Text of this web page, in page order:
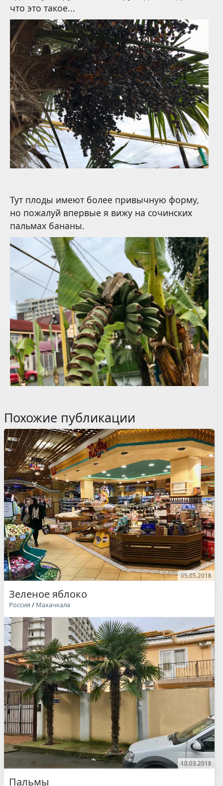
что это такое...
Тут плоды имеют более привычную форму,
но пожалуй впервые я вижу на сочинских
пальмах бананы.
Похожие публикации
05.05.2018
Зеленое яблоко
Россия / Махачкала
10.03.2018
Пальмы